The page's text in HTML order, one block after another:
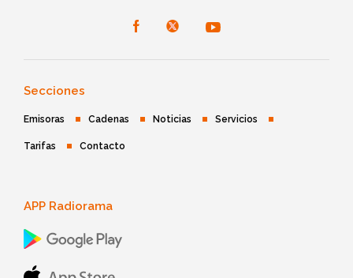
Secciones
Emisoras Cadenas Noticias Servicios
Tarifas Contacto
APP Radiorama